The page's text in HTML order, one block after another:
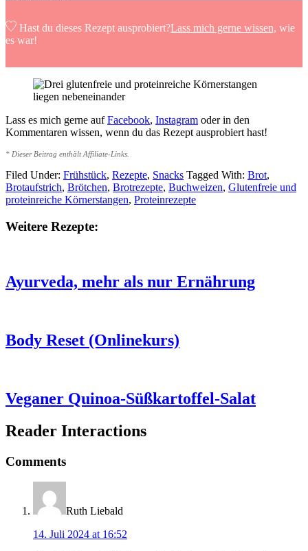
Hast du dieses Rezept ausprobiert?Lass mich gerne wissen, wie
es war!
Lass es mich gerne aufFacebook, Instagram oder in den
Kommentaren wissen, wenn du das Rezept ausprobiert hast!
* Dieser Beitrag enthält Affiliate-Links.
Filed Under: Frühstück, Rezepte, Snacks Tagged With: Brot,
Brotaufstrich, Brötchen, Brotrezepte, Buchweizen, Glutenfreie und
proteinreiche Körnerstangen, Proteinrezepte
Weitere Rezepte:
Ayurveda, mehr als nur Ernährung
Body Reset (Onlinekurs)
Veganer Quinoa-Süßkartoffel-Salat
Reader Interactions
Comments
Ruth Liebald
14. Juli 2024 at 16:52